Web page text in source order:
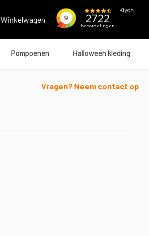
Winkelwagen
Pompoenen Halloween kleding
Vragen? Neem contact op